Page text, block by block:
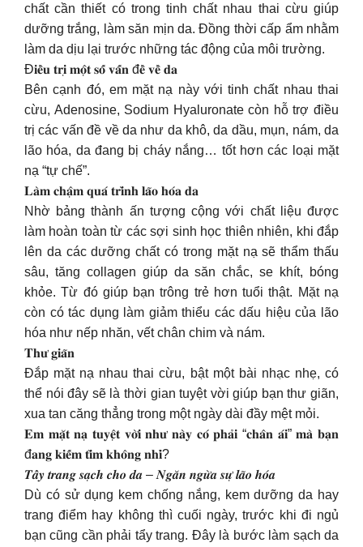
chất cần thiết có trong tinh chất nhau thai cừu giúp
dưỡng trắng, làm săn mịn da. Đồng thời cấp ẩm nhằm
làm da dịu lại trước những tác động của môi trường.
Đ𝐢𝐞̂̀𝐮 𝐭𝐫𝐢̣ 𝐦𝐨̣̂𝐭 𝐬𝐨̂́ 𝐯𝐚̂́𝐧 đ𝐞̂̀ 𝐯𝐞̂̀ 𝐝𝐚
Bên cạnh đó, em mặt nạ này với tinh chất nhau thai
cừu, Adenosine, Sodium Hyaluronate còn hỗ trợ điều
trị các vấn đề về da như da khô, da dầu, mụn, nám, da
lão hóa, da đang bị cháy nắng… tốt hơn các loại mặt
nạ “tự chế”.
𝐋𝐚̀𝐦 𝐜𝐡𝐚̣̂𝐦 𝐪𝐮𝐚́ 𝐭𝐫𝐢̀𝐧𝐡 𝐥𝐚̃𝐨 𝐡𝐨́𝐚 𝐝𝐚
Nhờ bảng thành ấn tượng cộng với chất liệu được
làm hoàn toàn từ các sợi sinh học thiên nhiên, khi đắp
lên da các dưỡng chất có trong mặt nạ sẽ thẩm thấu
sâu, tăng collagen giúp da săn chắc, se khít, bóng
khỏe. Từ đó giúp bạn trông trẻ hơn tuổi thật. Mặt nạ
còn có tác dụng làm giảm thiểu các dấu hiệu của lão
hóa như nếp nhăn, vết chân chim và nám.
𝐓𝐡𝐮̛ 𝐠𝐢𝐚̃𝐧
Đắp mặt nạ nhau thai cừu, bật một bài nhạc nhẹ, có
thể nói đây sẽ là thời gian tuyệt vời giúp bạn thư giãn,
xua tan căng thẳng trong một ngày dài đầy mệt mỏi.
𝐄𝐦 𝐦𝐚̣̆𝐭 𝐧𝐚̣ 𝐭𝐮𝐲𝐞̣̂𝐭 𝐯𝐨̛̀𝐢 𝐧𝐡𝐮̛ 𝐧𝐚̀𝐲 𝐜𝐨́ 𝐩𝐡𝐚̉𝐢 “𝐜𝐡𝐚̂𝐧 𝐚́𝐢” 𝐦𝐚̀ 𝐛𝐚̣𝐧
đ𝐚𝐧𝐠 𝐤𝐢𝐞̂́𝐦 𝐭𝐢̀𝐦 𝐤𝐡𝐨̂𝐧𝐠 𝐧𝐡𝐢̉?
𝑻𝒂̂̉𝒚 𝒕𝒓𝒂𝒏𝒈 𝒔𝒂̣𝒄𝒉 𝒄𝒉𝒐 𝒅𝒂 – 𝑵𝒈𝒂̆𝒏 𝒏𝒈𝒖̛̀𝒂 𝒔𝒖̛̣ 𝒍𝒂̃𝒐 𝒉𝒐́𝒂
Dù có sử dụng kem chống nắng, kem dưỡng da hay
trang điểm hay không thì cuối ngày, trước khi đi ngủ
bạn cũng cần phải tẩy trang. Đây là bước làm sạch da